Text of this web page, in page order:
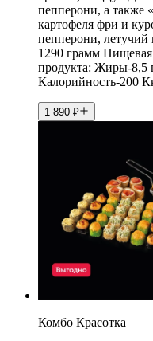
пепперони, а также
картофеля фри и
пепперони, летучий
1290 грамм Пищевая
продукта: Жиры-8,5
Калорийность-200
1 890 ₽
Комбо Красотка